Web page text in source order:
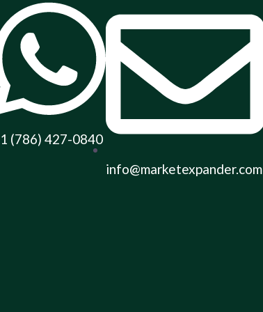
(786) 427-0840
info@marketexpander.com